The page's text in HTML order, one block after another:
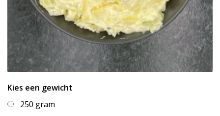
Kies een gewicht
250 gram